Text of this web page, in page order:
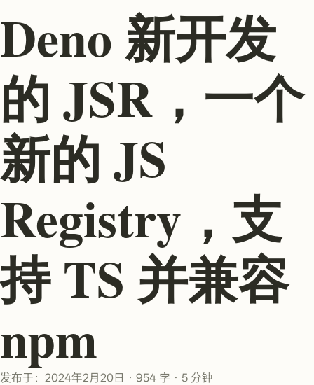
Deno 新开发
的 JSR，一个
新的 JS
Registry，支
持 TS 并兼容
npm
发布于：2024年2月20日 · 954 字 · 5 分钟